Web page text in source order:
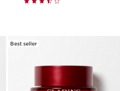
Best seller